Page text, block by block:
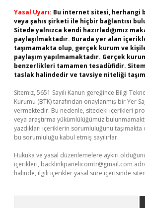
Yasal Uyarı: Bu internet sitesi, herhangi
veya şahıs şirketi ile hiçbir bağlantısı
Sitede yalnızca kendi hazırladığımız
paylaşılmaktadır. Burada yer alan
taşımamakta olup, gerçek kurum ve
paylaşım yapılmamaktadır. Gerçek
benzerlikleri tamamen tesadüfidir.
taslak halindedir ve tavsiye niteliği
Sitemiz, 5651 Sayılı Kanun gereğince Bilgi
Kurumu (BTK) tarafından onaylanmış bir Yer
vermektedir. Bu nedenle, sitedeki içerikleri
veya araştırma yükümlülüğümüz
yazdıkları içeriklerin sorumluluğunu
bu sorumluluğu kabul etmiş sayılırlar.
Hukuka ve yasal düzenlemelere aykırı
içerikleri, backlinkpanelicomtr@gmail.com
halinde, ilgili içerikler yasal süre içerisinde